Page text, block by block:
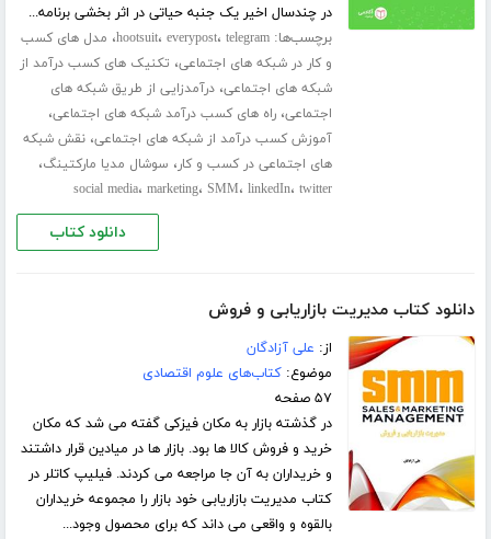
در چندسال اخیر یک جنبه حیاتی در اثر بخشی برنامه...
برچسب‌ها:
hootsuit، everypost، telegram ، مدل های کسب
و کار در شبکه های اجتماعی، تکنیک های کسب درآمد از
شبکه های اجتماعی،درآمدزایی از طریق شبکه های
اجتماعی،راه های کسب درآمد شبکه های اجتماعی،
آموزش کسب درآمد از شبکه های اجتماعی،نقش شبکه
های اجتماعی در کسب و کار، سوشال مدیا مارکتینگ،
social media، marketing، SMM، linkedIn، twitter
دانلود کتاب
دانلود کتاب مدیریت بازاریابی و فروش
از: علی آزادگان
موضوع:کتاب‌های علوم اقتصادی
۵۷ صفحه
در گذشته بازار به مکان فیزکی گفته می شد که مکان
خرید و فروش کالا ها بود. بازار ها در میادین قرار داشتند
و خریداران به آن جا مراجعه می کردند. فیلیپ کاتلر در
کتاب مدیریت بازاریابی خود بازار را مجموعه خریداران
بالقوه و واقعی می داند که برای محصول وجود...